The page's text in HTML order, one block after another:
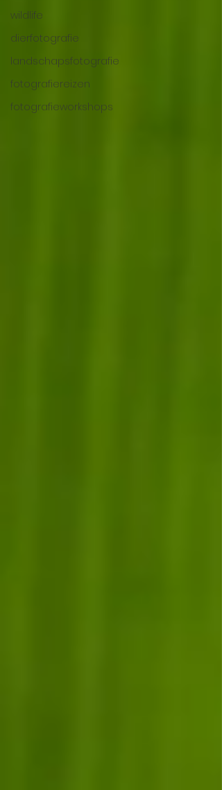
wildlife
dierfotografie
landschapsfotografie
fotografiereizen
fotografieworkshops